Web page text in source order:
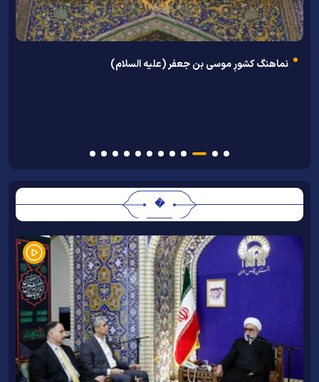
نماهنگ کشورِ موسی بن جعفر (علیه السلام)
�